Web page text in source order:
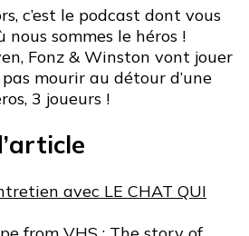
c’est le podcast dont vous
nous sommes le héros !
Fonz & Winston vont jouer
mourir au détour d’une
3 joueurs !
avec LE CHAT QUI